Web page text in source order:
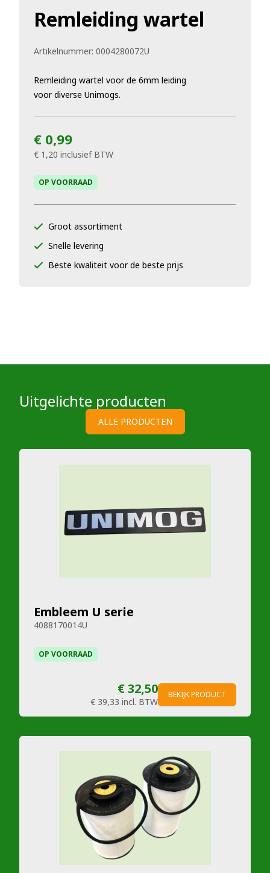
Remleiding wartel
Artikelnummer: 0004280072U
Remleiding wartel voor de 6mm leiding
voor diverse Unimogs.
€ 0,99
€ 1,20 inclusief BTW
OP VOORRAAD
Groot assortiment
Snelle levering
Beste kwaliteit voor de beste prijs
Uitgelichte producten
ALLE PRODUCTEN
Embleem U serie
4088170014U
OP VOORRAAD
€ 32,50
€ 39,33 incl. BTW
BEKIJK PRODUCT